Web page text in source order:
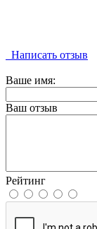
Написать отзыв
Ваше имя:
Ваш отзыв
Рейтинг